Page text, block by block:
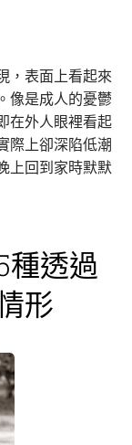
，表面上看起來
像是成人的憂鬱
在外人眼裡看起
際上卻深陷低潮
上回到家時默默
種透過
形